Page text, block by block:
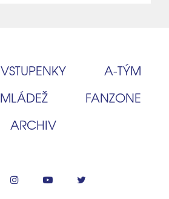
VSTUPENKY
A‑TÝM
MLÁDEŽ
FANZONE
ARCHIV